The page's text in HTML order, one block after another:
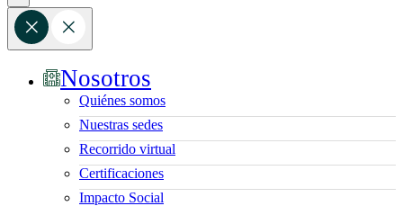
Nosotros
Quiénes somos
Nuestras sedes
Recorrido virtual
Certificaciones
Impacto Social